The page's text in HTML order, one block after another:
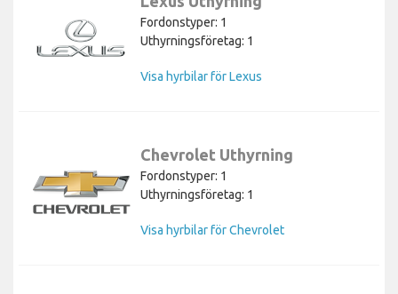
Fordonstyper: 1
Uthyrningsföretag: 1
Visa hyrbilar för Lexus
Chevrolet Uthyrning
Fordonstyper: 1
Uthyrningsföretag: 1
Visa hyrbilar för Chevrolet